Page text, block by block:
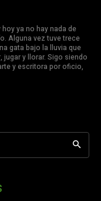
ya no hay nada de
Alguna vez tuve trece
gata bajo la lluvia que
y llorar. Sigo siendo
y escritora por oficio,